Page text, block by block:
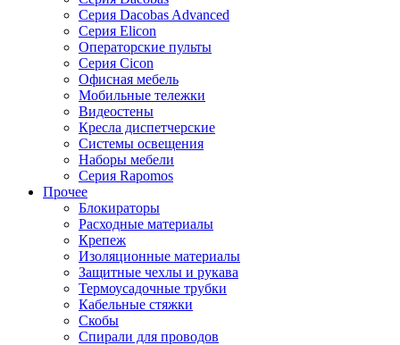
Серия Dacobas Advanced
Серия Elicon
Операторские пульты
Серия Cicon
Офисная мебель
Мобильные тележки
Видеостены
Кресла диспетчерские
Системы освещения
Наборы мебели
Серия Rapomos
Прочее
Блокираторы
Расходные материалы
Крепеж
Изоляционные материалы
Защитные чехлы и рукава
Термоусадочные трубки
Кабельные стяжки
Скобы
Спирали для проводов